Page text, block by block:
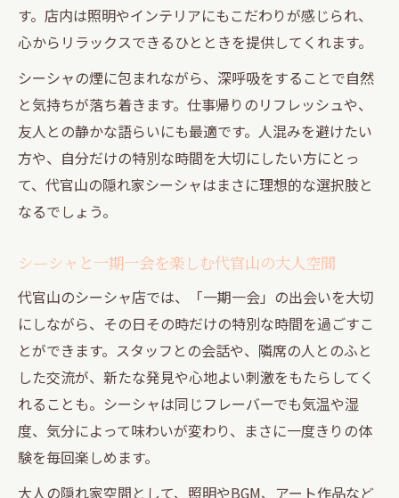
す。店内は照明やインテリアにもこだわりが感じられ、
心からリラックスできるひとときを提供してくれます。
シーシャの煙に包まれながら、深呼吸をすることで自然
と気持ちが落ち着きます。仕事帰りのリフレッシュや、
友人との静かな語らいにも最適です。人混みを避けたい
方や、自分だけの特別な時間を大切にしたい方にとっ
て、代官山の隠れ家シーシャはまさに理想的な選択肢と
なるでしょう。
シーシャと一期一会を楽しむ代官山の大人空間
代官山のシーシャ店では、「一期一会」の出会いを大切
にしながら、その日その時だけの特別な時間を過ごすこ
とができます。スタッフとの会話や、隣席の人とのふと
した交流が、新たな発見や心地よい刺激をもたらしてく
れることも。シーシャは同じフレーバーでも気温や湿
度、気分によって味わいが変わり、まさに一度きりの体
験を毎回楽しめます。
大人の隠れ家空間として、照明やBGM、アート作品など